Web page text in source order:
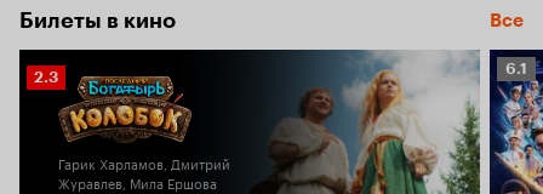
Билеты в кино Все
Рейтинг
Кинопоиска
2.3
Гарик Харламов, Дмитрий
Журавлев, Мила Ершова
6.1
6.1